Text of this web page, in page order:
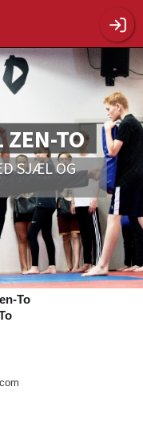
ZEN-TO
SJÆL OG
To